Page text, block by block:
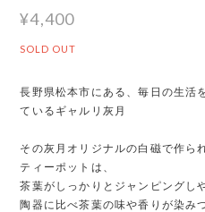
¥4,400
SOLD OUT
長野県松本市にある、毎日の生活
ているギャルリ灰月
その灰月オリジナルの白磁で作ら
ティーポットは、
茶葉がしっかりとジャンピングし
陶器に比べ茶葉の味や香りが染み